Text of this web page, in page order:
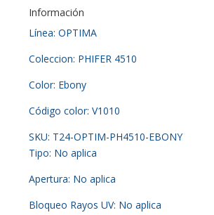
Información
Línea: OPTIMA
Coleccion: PHIFER 4510
Color: Ebony
Código color: V1010
SKU: T24-OPTIM-PH4510-EBONY
Tipo: No aplica
Apertura: No aplica
Bloqueo Rayos UV: No aplica